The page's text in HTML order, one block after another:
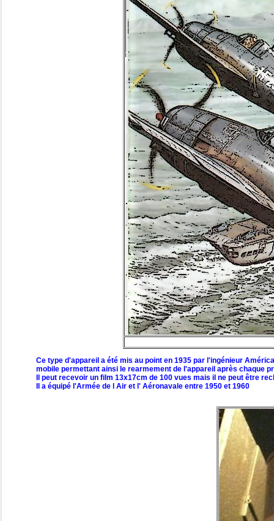
Ce type d'appareil a été mis au point en 1935 par l'ingénieur
mobile permettant ainsi le rearmement de l'appareil après chaque
Il peut recevoir un film 13x17cm de 100 vues mais il ne peut être
Il a équipé l'Armée de l Air et l' Aéronavale entre 1950 et 1960